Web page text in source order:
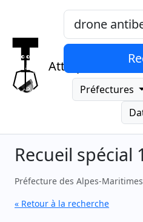
Attrap
Mots-clés,
Préfectures
Recueil spécial
Préfecture des Alpes-
« Retour à la recherche